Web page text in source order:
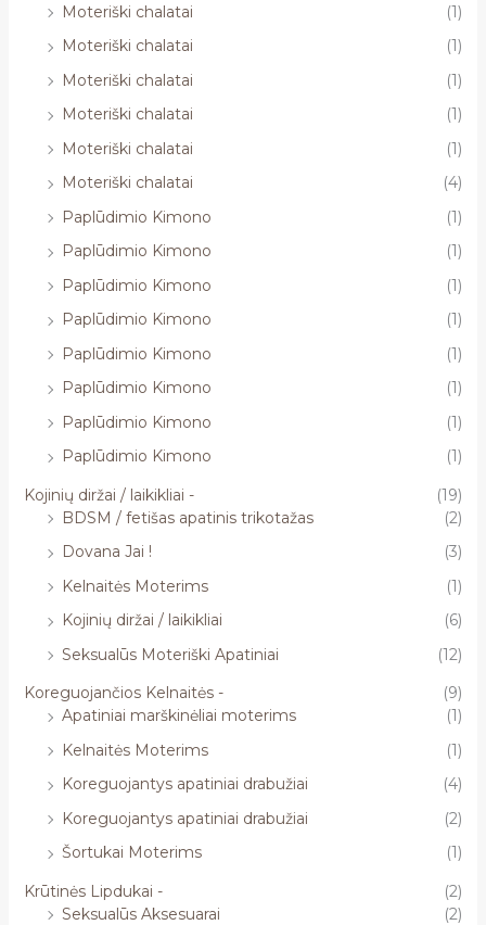
Moteriški chalatai
(1)
Moteriški chalatai
(1)
Moteriški chalatai
(1)
Moteriški chalatai
(1)
Moteriški chalatai
(1)
Moteriški chalatai
(4)
Paplūdimio Kimono
(1)
Paplūdimio Kimono
(1)
Paplūdimio Kimono
(1)
Paplūdimio Kimono
(1)
Paplūdimio Kimono
(1)
Paplūdimio Kimono
(1)
Paplūdimio Kimono
(1)
Paplūdimio Kimono
(1)
Kojinių diržai / laikikliai -
(19)
BDSM / fetišas apatinis trikotažas
(2)
Dovana Jai !
(3)
Kelnaitės Moterims
(1)
Kojinių diržai / laikikliai
(6)
Seksualūs Moteriški Apatiniai
(12)
Koreguojančios Kelnaitės -
(9)
Apatiniai marškinėliai moterims
(1)
Kelnaitės Moterims
(1)
Koreguojantys apatiniai drabužiai
(4)
Koreguojantys apatiniai drabužiai
(2)
Šortukai Moterims
(1)
Krūtinės Lipdukai -
(2)
Seksualūs Aksesuarai
(2)